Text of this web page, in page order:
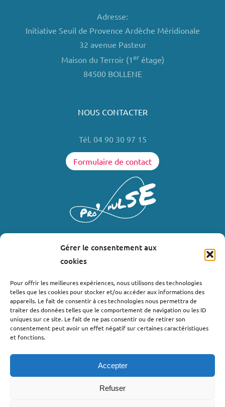
Gérer le consentement aux
cookies
Pour offrir les meilleures expériences, nous utilisons des technologies
telles que les cookies pour stocker et/ou accéder aux informations des
appareils. Le fait de consentir à ces technologies nous permettra de
traiter des données telles que le comportement de navigation ou les ID
uniques sur ce site. Le fait de ne pas consentir ou de retirer son
consentement peut avoir un effet négatif sur certaines caractéristiques
et fonctions.
Accepter
Refuser
Adresse:
Initiative Seuil de Provence Ardèche Méridionale
32 avenue Pasteur
Maison du Terroir (1erétage)
84500 BOLLENE
NOUS CONTACTER
Tél. 04 90 30 97 15
Formulaire de contact
Où nous trouver ?
Bollène
Nyons
Valréas
Lachapelle-sous-Aubenas